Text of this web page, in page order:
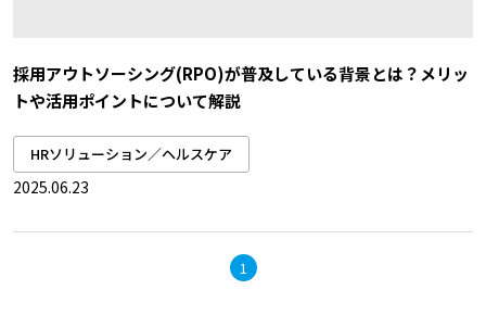
採用アウトソーシング(RPO)が普及している背景とは？メリッ
トや活用ポイントについて解説
HRソリューション／ヘルスケア
2025.06.23
1